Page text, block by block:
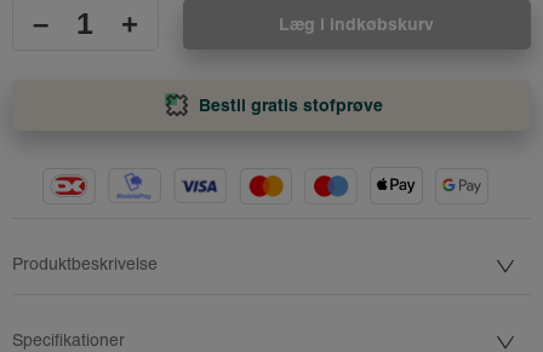
– + Læg i indkøbskurv
Bestil gratis stofprøve
Produktbeskrivelse
Specifikationer